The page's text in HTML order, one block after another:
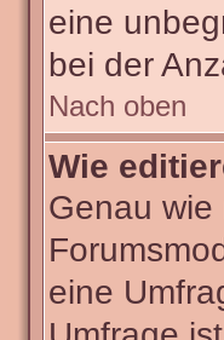
eine
bei der
Nach oben
Wie
Genau wie
eine